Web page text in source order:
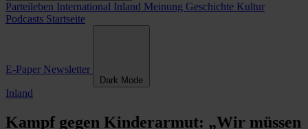
Parteileben International Inland Meinung Geschichte Kultur
Podcasts Startseite
E-Paper Newsletter
Dark Mode
Inland
Kampf gegen Kinderarmut: „Wir müssen